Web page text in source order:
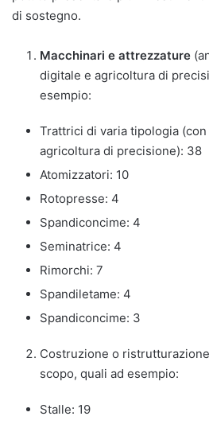
di sostegno.
Macchinari e attrezzature
digitale e agricoltura di
esempio:
Trattrici di varia tipologia
agricoltura di precisione): 38
Atomizzatori: 10
Rotopresse: 4
Spandiconcime: 4
Seminatrice: 4
Rimorchi: 7
Spandiletame: 4
Spandiconcime: 3
Costruzione o ristrutturazione
scopo, quali ad esempio:
Stalle: 19